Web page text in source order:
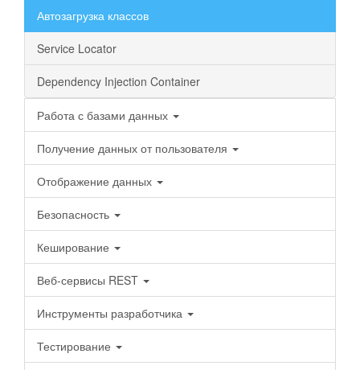
Автозагрузка классов
Service Locator
Dependency Injection Container
Работа с базами данных
Получение данных от пользователя
Отображение данных
Безопасность
Кеширование
Веб-сервисы REST
Инструменты разработчика
Тестирование